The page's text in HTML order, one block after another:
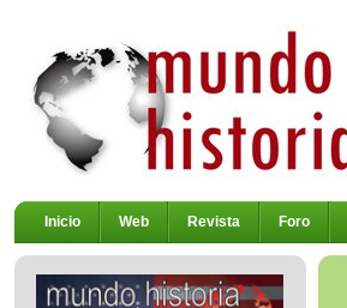
Inicio Web Revista Foro